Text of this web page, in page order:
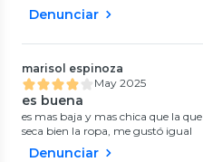
Denunciar
marisol espinoza
May 2025
es buena
es mas baja y mas chica que la
seca bien la ropa, me gustó igual
Denunciar